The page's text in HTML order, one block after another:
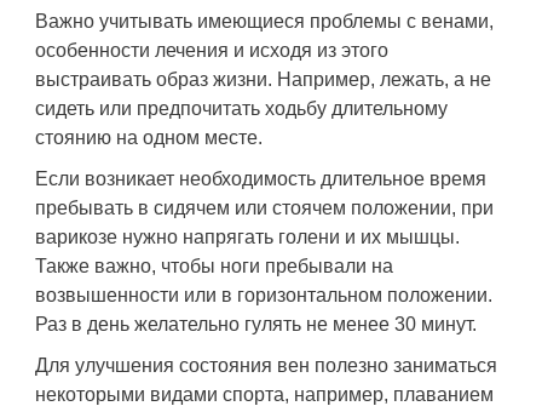
Важно учитывать имеющиеся проблемы с венами,
особенности лечения и исходя из этого
выстраивать образ жизни. Например, лежать, а не
сидеть или предпочитать ходьбу длительному
стоянию на одном месте.
Если возникает необходимость длительное время
пребывать в сидячем или стоячем положении, при
варикозе нужно напрягать голени и их мышцы.
Также важно, чтобы ноги пребывали на
возвышенности или в горизонтальном положении.
Раз в день желательно гулять не менее 30 минут.
Для улучшения состояния вен полезно заниматься
некоторыми видами спорта, например, плаванием